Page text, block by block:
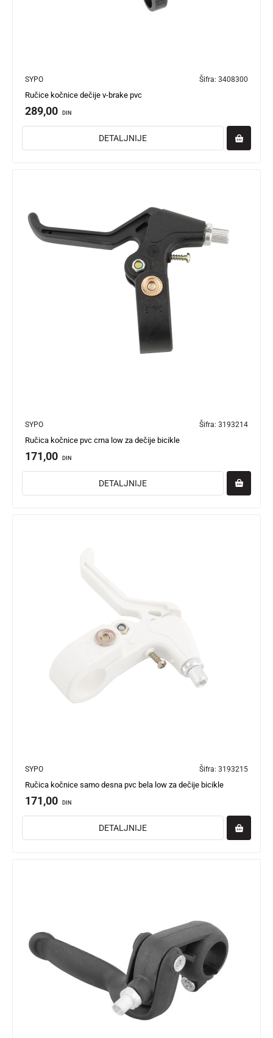
SYPO Šifra: 3408300
Ručice kočnice dečije v-brake pvc
289,00 DIN
DETALJNIJE
SYPO Šifra: 3193214
Ručica kočnice pvc crna low za dečije bicikle
171,00 DIN
DETALJNIJE
SYPO Šifra: 3193215
Ručica kočnice samo desna pvc bela low za dečije bicikle
171,00 DIN
DETALJNIJE